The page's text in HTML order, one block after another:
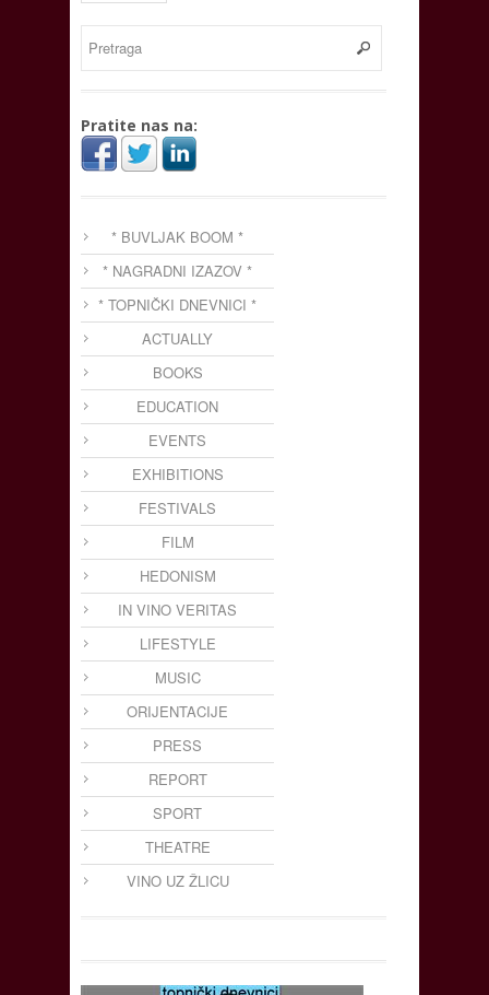
Pratite nas na:
* BUVLJAK BOOM *
* NAGRADNI IZAZOV *
* TOPNIČKI DNEVNICI *
ACTUALLY
BOOKS
EDUCATION
EVENTS
EXHIBITIONS
FESTIVALS
FILM
HEDONISM
IN VINO VERITAS
LIFESTYLE
MUSIC
ORIJENTACIJE
PRESS
REPORT
SPORT
THEATRE
VINO UZ ŽLICU